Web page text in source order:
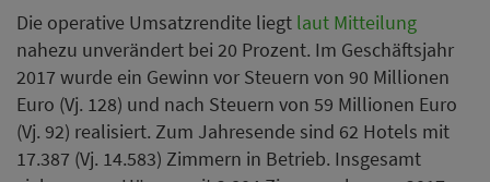
Die operative Umsatzrendite liegt laut Mitteilung
nahezu unverändert bei 20 Prozent. Im Geschäftsjahr
2017 wurde ein Gewinn vor Steuern von 90 Millionen
Euro (Vj. 128) und nach Steuern von 59 Millionen Euro
(Vj. 92) realisiert. Zum Jahresende sind 62 Hotels mit
17.387 (Vj. 14.583) Zimmern in Betrieb. Insgesamt